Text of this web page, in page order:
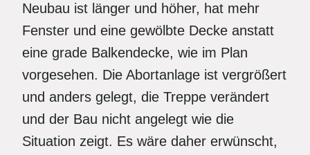
Neubau ist länger und höher, hat mehr
Fenster und eine gewölbte Decke anstatt
eine grade Balkendecke, wie im Plan
vorgesehen. Die Abortanlage ist vergrößert
und anders gelegt, die Treppe verändert
und der Bau nicht angelegt wie die
Situation zeigt. Es wäre daher erwünscht,